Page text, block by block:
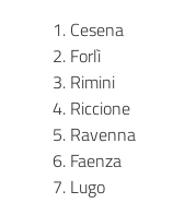
Cesena
Forlì
Rimini
Riccione
Ravenna
Faenza
Lugo